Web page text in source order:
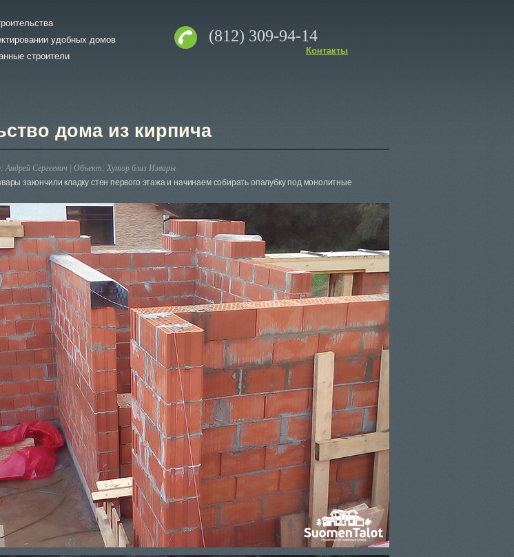
(812) 309-94-14
Контакты
удобных домов
строители
дома из кирпича
Андрей Сергеевич Объект: Хутор близ Извары
закончили кладку стен первого этажа и начинаем собирать опалубку под монолитные